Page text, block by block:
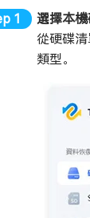
選擇本
從硬碟
類型。